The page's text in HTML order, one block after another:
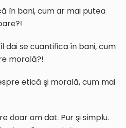
în bani, cum ar mai putea
dai se cuantifica în bani, cum
morală?!
etică şi morală, cum mai
doar am dat. Pur şi simplu.